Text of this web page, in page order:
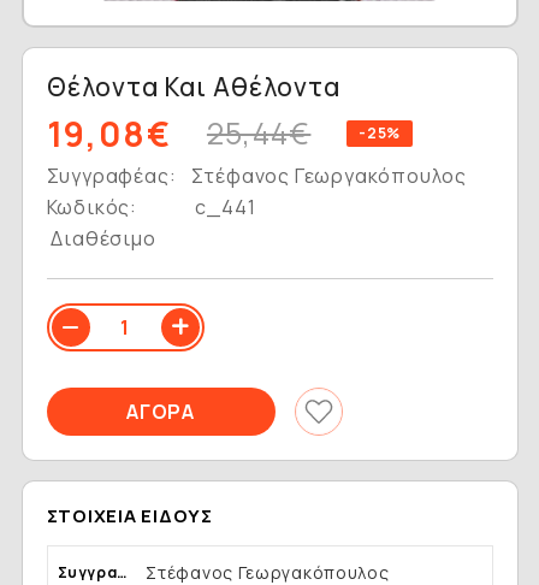
Θέλοντα Και Αθέλοντα
19,08€ 25,44€ -25%
Συγγραφέας:
Στέφανος Γεωργακόπουλος
Κωδικός:
c_441
Διαθέσιμο
ΣΤΟΙΧΕΊΑ ΕΊΔΟΥΣ
Συγγραφέας Στέφανος Γεωργακόπουλος